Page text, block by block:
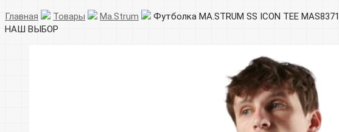
Главная Товары Ma.Strum
Футболка MA.STRUM SS ICON TEE MAS8371
НАШ ВЫБОР